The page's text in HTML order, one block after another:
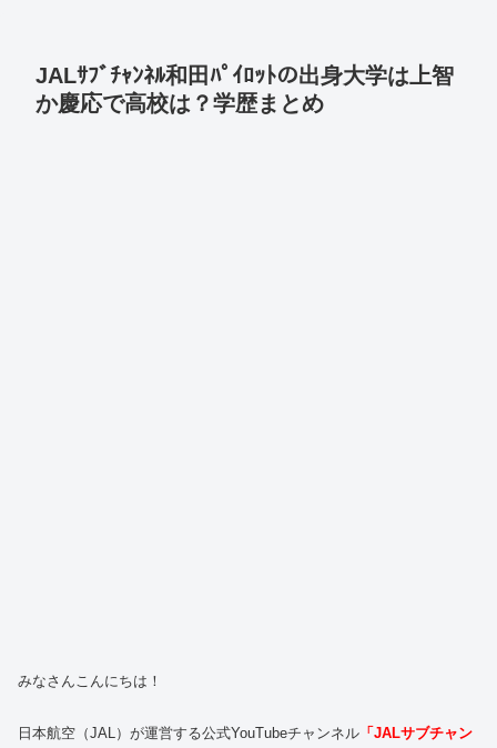
JALｻﾌﾞﾁｬﾝﾈﾙ和田ﾊﾟｲﾛｯﾄの出身大学は上智
か慶応で高校は？学歴まとめ
みなさんこんにちは！
日本航空（JAL）が運営する公式YouTubeチャンネル 「JALサブチャン